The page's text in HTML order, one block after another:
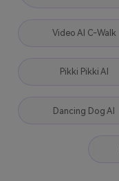
Video AI C-Walk
Pikki Pikki AI
Dancing Dog AI